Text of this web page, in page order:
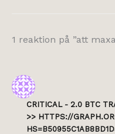
1 reaktion på ”att
CRITICAL - 2.0 BTC
>> HTTPS://